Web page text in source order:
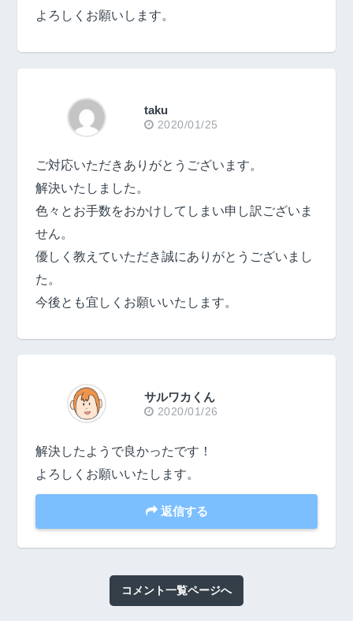
よろしくお願いします。
taku
2020/01/25
ご対応いただきありがとうございます。
解決いたしました。
色々とお手数をおかけしてしまい申し訳ございま
せん。
優しく教えていただき誠にありがとうございまし
た。
今後とも宜しくお願いいたします。
サルワカくん
2020/01/26
解決したようで良かったです！
よろしくお願いいたします。
返信する
コメント一覧ページへ